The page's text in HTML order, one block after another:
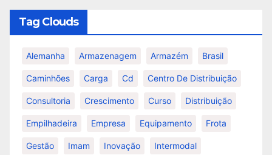
Tag Clouds
Alemanha Armazenagem Armazém Brasil
Caminhões Carga Cd Centro De Distribuição
Consultoria Crescimento Curso Distribuição
Empilhadeira Empresa Equipamento Frota
Gestão Imam Inovação Intermodal